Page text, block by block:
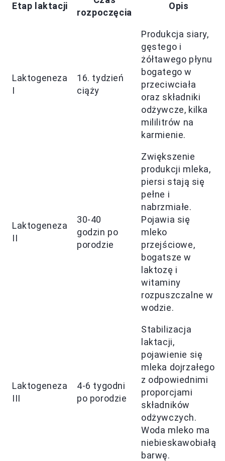
Etap laktacji
rozpoczęcia
Opis
Laktogeneza
I
16. tydzień
ciąży
Produkcja siary,
gęstego i
żółtawego płynu
bogatego w
przeciwciała
oraz składniki
odżywcze, kilka
mililitrów na
karmienie.
Laktogeneza
II
30-40
godzin po
porodzie
Zwiększenie
produkcji mleka,
piersi stają się
pełne i
nabrzmiałe.
Pojawia się
mleko
przejściowe,
bogatsze w
laktozę i
witaminy
rozpuszczalne w
wodzie.
Laktogeneza
III
4-6 tygodni
po porodzie
Stabilizacja
laktacji,
pojawienie się
mleka dojrzałego
z odpowiednimi
proporcjami
składników
odżywczych.
Woda mleko ma
niebieskawobiałą
barwę.